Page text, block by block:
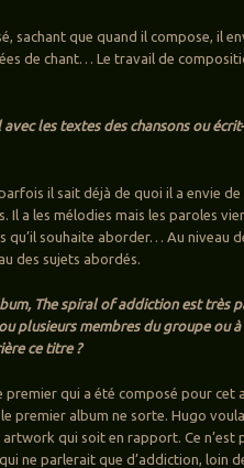
sachant que quand il compose, il
de chant… Le travail de
les textes des chansons ou
il sait déjà de quoi il a envie de
a les mélodies mais les paroles
qu’il souhaite aborder… Au niveau
des sujets abordés.
The spiral of addiction est très
plusieurs membres du groupe ou à
ce titre ?
qui a été composé pour cet
premier album ne sorte. Hugo
qui soit en rapport. Ce n’est
ne parlerait que d’addiction, loin